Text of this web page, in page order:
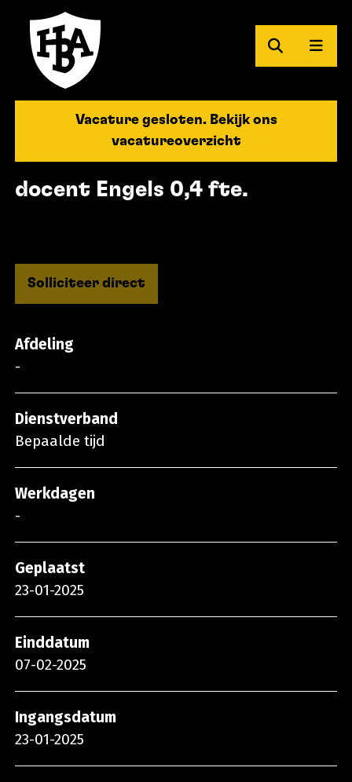
Herman Brood Academie
Zoeken
Vacature gesloten. Bekijk ons
vacatureoverzicht
docent Engels 0,4 fte.
Solliciteer direct
Afdeling
-
Dienstverband
Bepaalde tijd
Werkdagen
-
Geplaatst
23-01-2025
Einddatum
07-02-2025
Ingangsdatum
23-01-2025